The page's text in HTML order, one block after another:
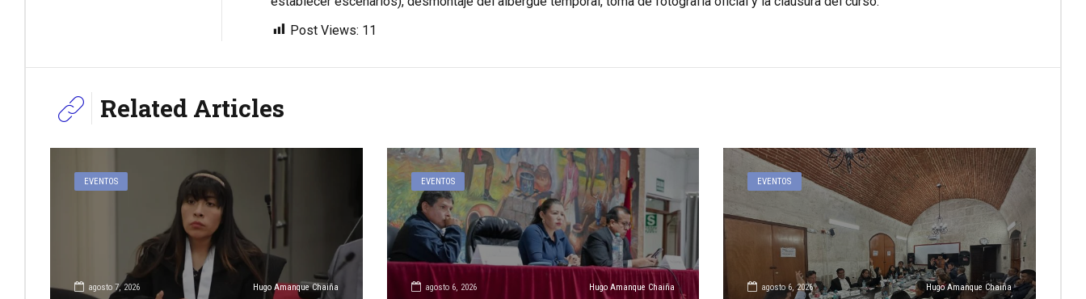
Post Views: 11
Related Articles
EVENTOS
agosto 7, 2026 Hugo Amanque Chaiña
EVENTOS
agosto 6, 2026 Hugo Amanque Chaiña
EVENTOS
agosto 6, 2026 Hugo Amanque Chaiña